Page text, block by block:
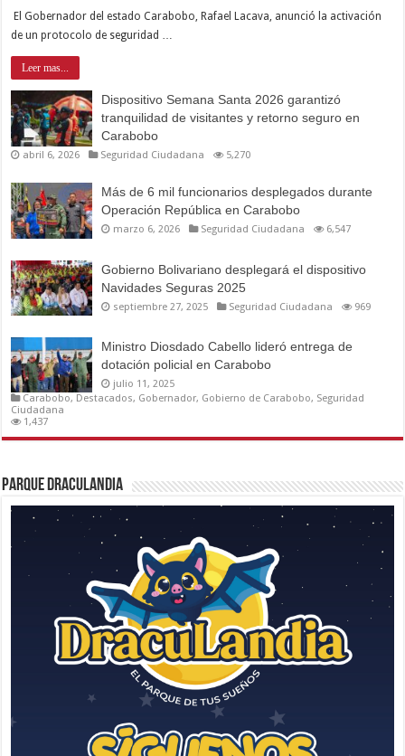
El Gobernador del estado Carabobo, Rafael Lacava, anunció la activación
de un protocolo de seguridad …
Leer mas...
Dispositivo Semana Santa 2026 garantizó
tranquilidad de visitantes y retorno seguro en
Carabobo
abril 6, 2026 Seguridad Ciudadana 5,270
Más de 6 mil funcionarios desplegados durante
Operación República en Carabobo
marzo 6, 2026 Seguridad Ciudadana 6,547
Gobierno Bolivariano desplegará el dispositivo
Navidades Seguras 2025
septiembre 27, 2025 Seguridad Ciudadana 969
Ministro Diosdado Cabello lideró entrega de
dotación policial en Carabobo
julio 11, 2025
Carabobo, Destacados, Gobernador, Gobierno de Carabobo, Seguridad
Ciudadana
1,437
Parque Draculandia